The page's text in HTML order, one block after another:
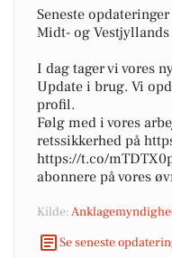
Seneste
Midt- og
I dag tager vi vores
Update i brug. Vi
profil.
Følg med i vores
retssikkerhed på
https://t.co/
abonnere på vores
Kilde:
Se seneste